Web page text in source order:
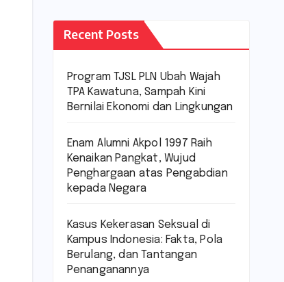
Recent Posts
Program TJSL PLN Ubah Wajah
TPA Kawatuna, Sampah Kini
Bernilai Ekonomi dan Lingkungan
Enam Alumni Akpol 1997 Raih
Kenaikan Pangkat, Wujud
Penghargaan atas Pengabdian
kepada Negara
Kasus Kekerasan Seksual di
Kampus Indonesia: Fakta, Pola
Berulang, dan Tantangan
Penanganannya